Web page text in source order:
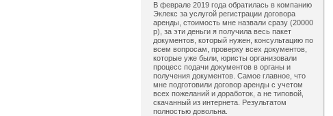
В феврале 2019 года обратилась в компанию
Эклекс за услугой регистрации договора
аренды, стоимость мне назвали сразу (20000
р), за эти деньги я получила весь пакет
документов, который нужен, консультацию по
всем вопросам, проверку всех документов,
которые уже были, юристы организовали
процесс подачи документов в органы и
получения документов. Самое главное, что
мне подготовили договор аренды с учетом
всех пожеланий и доработок, а не типовой,
скачанный из интернета. Результатом
полностью довольна.